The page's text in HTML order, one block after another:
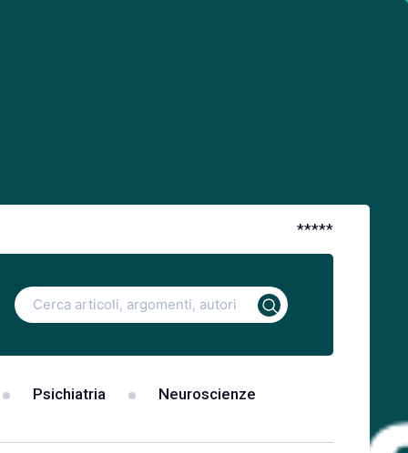
*****
Ricerca
per:
Psichiatria Neuroscienze